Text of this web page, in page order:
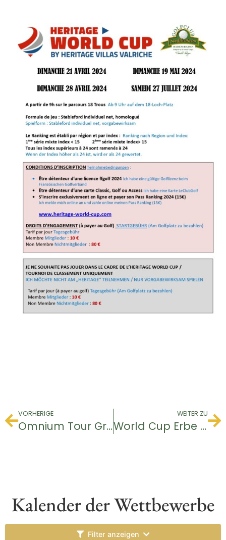
VORHERIGE
Omnium Tour Grand Est
WEITER ZU
World Cup Erbe & Rangliste
Kalender der Wettbewerbe
Filter anzeigen